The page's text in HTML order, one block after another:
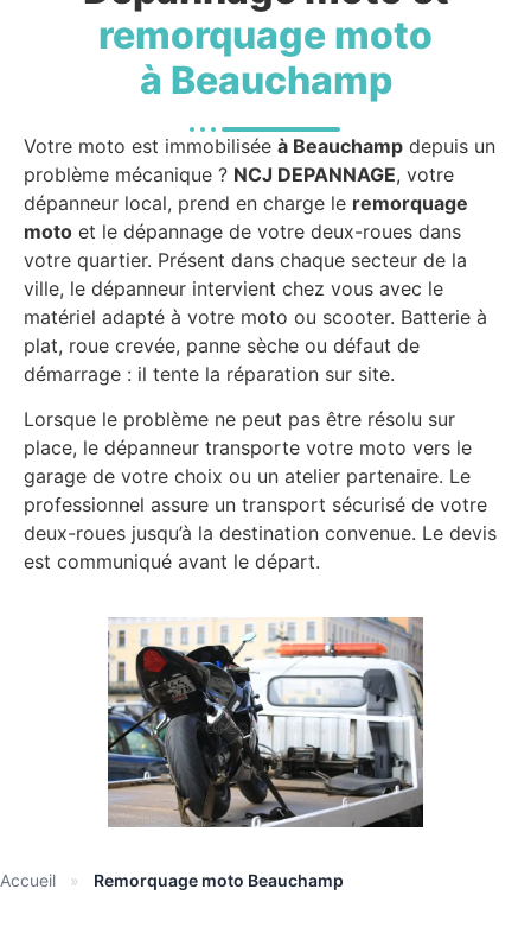
remorquage moto
à Beauchamp
Votre moto est immobilisée à Beauchamp depuis un
problème mécanique ? NCJ DEPANNAGE, votre
dépanneur local, prend en charge le remorquage
moto et le dépannage de votre deux-roues dans
votre quartier. Présent dans chaque secteur de la
ville, le dépanneur intervient chez vous avec le
matériel adapté à votre moto ou scooter. Batterie à
plat, roue crevée, panne sèche ou défaut de
démarrage : il tente la réparation sur site.
Lorsque le problème ne peut pas être résolu sur
place, le dépanneur transporte votre moto vers le
garage de votre choix ou un atelier partenaire. Le
professionnel assure un transport sécurisé de votre
deux-roues jusqu’à la destination convenue. Le devis
est communiqué avant le départ.
Accueil » Remorquage moto Beauchamp